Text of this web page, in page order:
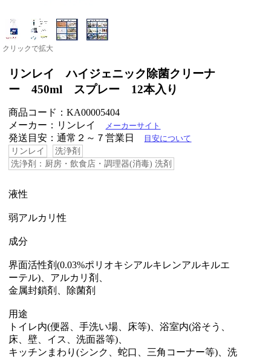
クリックで拡大
リンレイ ハイジェニック除菌クリーナ
ー 450ml スプレー 12本入り
商品コード：KA00005404
メーカー：リンレイ
メーカーサイト
発送目安：通常２～７営業日 目安について
リンレイ
洗浄剤
洗浄剤：厨房・飲食店・調理器(消毒) 洗剤
液性
弱アルカリ性
成分
界面活性剤(0.03%ポリオキシアルキレンアルキルエ
ーテル)、アルカリ剤、
金属封鎖剤、除菌剤
用途
トイレ内(便器、手洗い場、床等)、浴室内(浴そう、
床、壁、イス、洗面器等)、
キッチンまわり(シンク、蛇口、三角コーナー等)、洗